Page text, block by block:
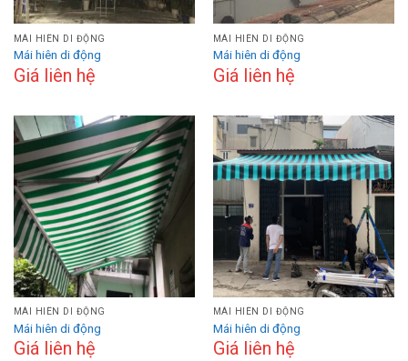
MÁI HIÊN DI ĐỘNG
Mái hiên di động
Giá liên hệ
MÁI HIÊN DI ĐỘNG
Mái hiên di động
Giá liên hệ
MÁI HIÊN DI ĐỘNG
Mái hiên di động
Giá liên hệ
MÁI HIÊN DI ĐỘNG
Mái hiên di động
Giá liên hệ